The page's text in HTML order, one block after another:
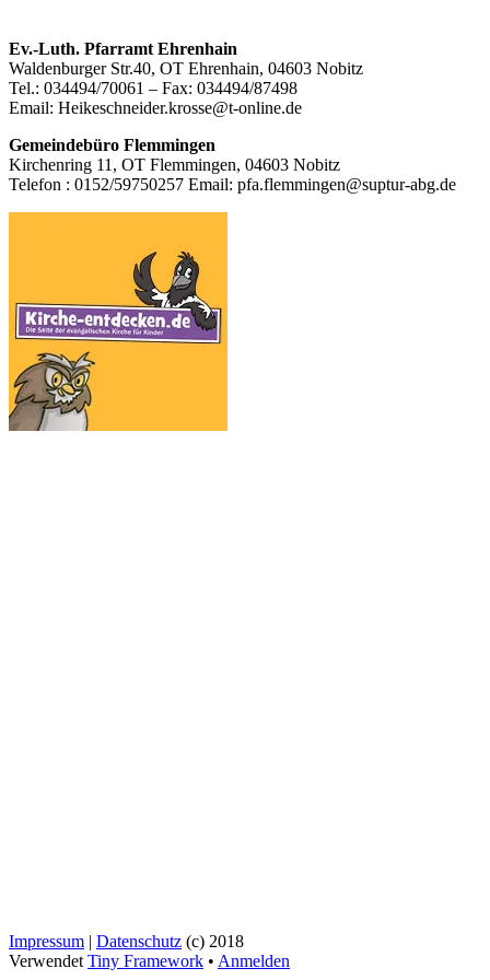
Footer
Inhalt
Ev.-Luth. Pfarramt Ehrenhain
Waldenburger Str.40, OT Ehrenhain, 04603 Nobitz
Tel.: 034494/70061 – Fax: 034494/87498
Email: Heikeschneider.krosse@t-online.de
Gemeindebüro Flemmingen
Kirchenring 11, OT Flemmingen, 04603 Nobitz
Telefon : 0152/59750257 Email: pfa.flemmingen@suptur-abg.de
Impressum | Datenschutz (c) 2018
Verwendet Tiny Framework • Anmelden